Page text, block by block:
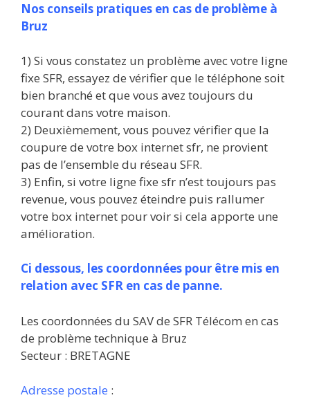
Nos conseils pratiques en cas de problème à
Bruz
1) Si vous constatez un problème avec votre ligne
fixe SFR, essayez de vérifier que le téléphone soit
bien branché et que vous avez toujours du
courant dans votre maison.
2) Deuxièmement, vous pouvez vérifier que la
coupure de votre box internet sfr, ne provient
pas de l’ensemble du réseau SFR.
3) Enfin, si votre ligne fixe sfr n’est toujours pas
revenue, vous pouvez éteindre puis rallumer
votre box internet pour voir si cela apporte une
amélioration.
Ci dessous, les coordonnées pour être mis en
relation avec SFR en cas de panne.
Les coordonnées du SAV de SFR Télécom en cas
de problème technique à Bruz
Secteur : BRETAGNE
Adresse postale :